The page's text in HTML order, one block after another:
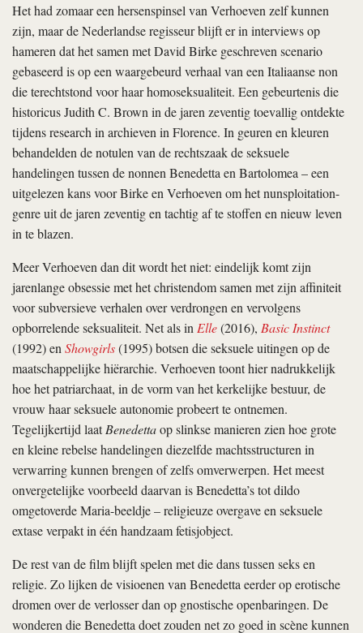
Het had zomaar een hersenspinsel van Verhoeven zelf kunnen
zijn, maar de Nederlandse regisseur blijft er in interviews op
hameren dat het samen met David Birke geschreven scenario
gebaseerd is op een waargebeurd verhaal van een Italiaanse non
die terechtstond voor haar homoseksualiteit. Een gebeurtenis die
historicus Judith C. Brown in de jaren zeventig toevallig ontdekte
tijdens research in archieven in Florence. In geuren en kleuren
behandelden de notulen van de rechtszaak de seksuele
handelingen tussen de nonnen Benedetta en Bartolomea – een
uitgelezen kans voor Birke en Verhoeven om het nunsploitation-
genre uit de jaren zeventig en tachtig af te stoffen en nieuw leven
in te blazen.
Meer Verhoeven dan dit wordt het niet: eindelijk komt zijn
jarenlange obsessie met het christendom samen met zijn affiniteit
voor subversieve verhalen over verdrongen en vervolgens
opborrelende seksualiteit. Net als in Elle(2016), Basic Instinct
(1992) en Showgirls(1995) botsen die seksuele uitingen op de
maatschappelijke hiërarchie. Verhoeven toont hier nadrukkelijk
hoe het patriarchaat, in de vorm van het kerkelijke bestuur, de
vrouw haar seksuele autonomie probeert te ontnemen.
Tegelijkertijd laatBenedettaop slinkse manieren zien hoe grote
en kleine rebelse handelingen diezelfde machtsstructuren in
verwarring kunnen brengen of zelfs omverwerpen. Het meest
onvergetelijke voorbeeld daarvan is Benedetta’s tot dildo
omgetoverde Maria-beeldje – religieuze overgave en seksuele
extase verpakt in één handzaam fetisjobject.
De rest van de film blijft spelen met die dans tussen seks en
religie. Zo lijken de visioenen van Benedetta eerder op erotische
dromen over de verlosser dan op gnostische openbaringen. De
wonderen die Benedetta doet zouden net zo goed in scène kunnen